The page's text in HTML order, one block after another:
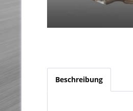
Beschreibung